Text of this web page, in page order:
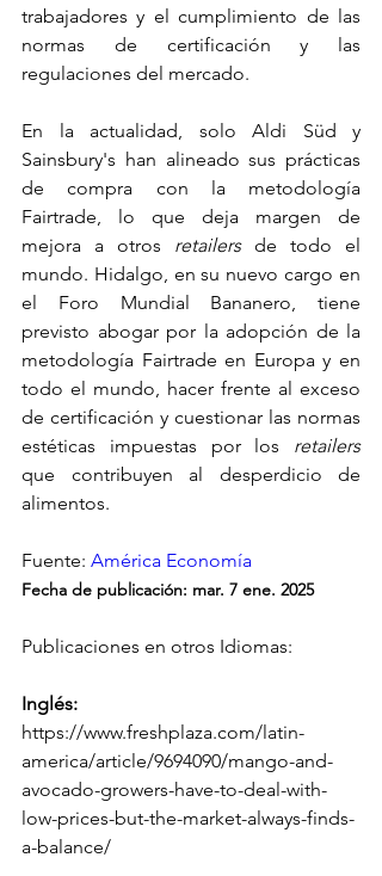
trabajadores y el cumplimiento de las
normas de certificación y las
regulaciones del mercado.
En la actualidad, solo Aldi Süd y
Sainsbury's han alineado sus prácticas
de compra con la metodología
Fairtrade, lo que deja margen de
mejora a otros retailers de todo el
mundo. Hidalgo, en su nuevo cargo en
el Foro Mundial Bananero, tiene
previsto abogar por la adopción de la
metodología Fairtrade en Europa y en
todo el mundo, hacer frente al exceso
de certificación y cuestionar las normas
estéticas impuestas por los retailers
que contribuyen al desperdicio de
alimentos.
Fuente: América Economía
Fecha de publicación: mar. 7 ene. 2025
Publicaciones en otros Idiomas:
Inglés:
https://www.freshplaza.com/latin-
america/article/9694090/mango-and-
avocado-growers-have-to-deal-with-
low-prices-but-the-market-always-finds-
a-balance/